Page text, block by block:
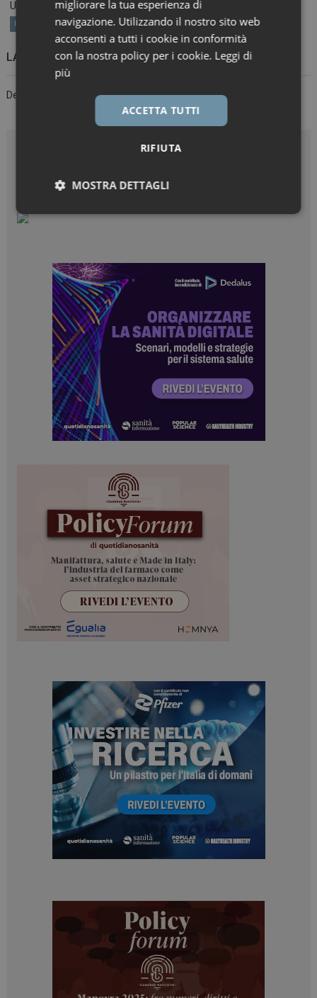
Un divano rosa per parlare di tumore al seno...
Patient Advocacy
LASCIA UN COMMENTO
Devi essere connessoper inviare un commento.
migliorare la tua esperienza di
navigazione. Utilizzando il nostro sito web
acconsenti a tutti i cookie in conformità
con la nostra policy per i cookie. Leggi di
più
ACCETTA TUTTI
RIFIUTA
MOSTRA DETTAGLI
Necessari Marketing
Necessari Marketing
I cookie necessari contribuiscono a rendere fruibile il
sito web abilitandone funzionalità di base quali la
navigazione sulle pagine e l'accesso alle aree
protette del sito. Il sito web non è in grado di
funzionare correttamente senza questi cookie.
NOME
_ga
Google LLC
.dailyhealthindustry.it
ARRAffinitySameSite
Microsoft Corporation
.www.dailyhealthindustry.it
PHP.net